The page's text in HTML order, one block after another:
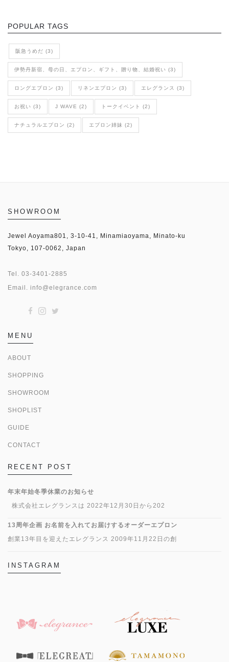
POPULAR TAGS
阪急うめだ (3)
伊勢丹新宿、母の日、エプロン、ギフト、贈り物、結婚祝い (3)
ロングエプロン (3) リネンエプロン (3) エレグランス (3)
お祝い (3) J WAVE (2) トークイベント (2)
ナチュラルエプロン (2) エプロン姉妹 (2)
SHOWROOM
Jewel Aoyama801, 3-10-41, Minamiaoyama, Minato-ku
Tokyo, 107-0062, Japan
Tel. 03-3401-2885
Email. info@elegrance.com
MENU
ABOUT
SHOPPING
SHOWROOM
SHOPLIST
GUIDE
CONTACT
RECENT POST
年末年始冬季休業のお知らせ
株式会社エレグランスは 2022年12月30日から202
13周年企画 お名前を入れてお届けするオーダーエプロン
創業13年目を迎えたエレグランス 2009年11月22日の創
INSTAGRAM